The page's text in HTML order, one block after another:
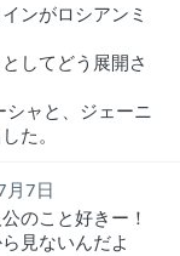
ンがロシアンミ
してどう展開さ
シャと、ジェーニ
た。
月7日
のこと好きー！
見ないんだよ